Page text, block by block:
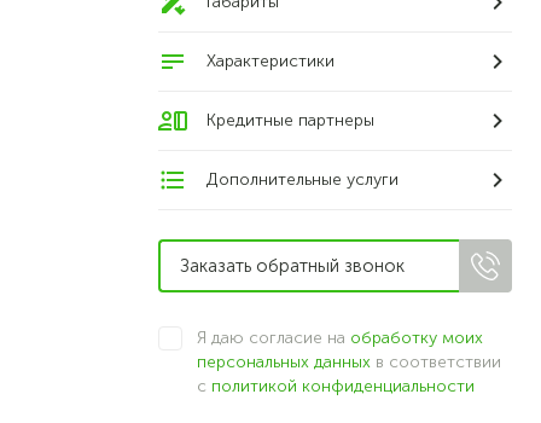
Характеристики
Кредитные партнеры
Дополнительные услуги
Я даю согласие на обработку моих
персональных данных в соответствии
с политикой конфиденциальности